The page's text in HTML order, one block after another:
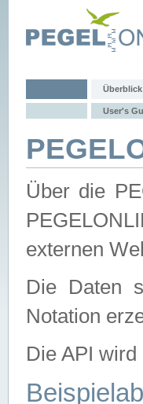
Überblick
User's
Über die
externen
Die Daten
Notation
Die API wird